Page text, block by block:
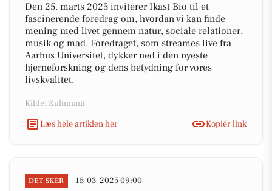
Den 25. marts 2025 inviterer Ikast Bio til et
fascinerende foredrag om, hvordan vi kan finde
mening med livet gennem natur, sociale relationer,
musik og mad. Foredraget, som streames live fra
Aarhus Universitet, dykker ned i den nyeste
hjerneforskning og dens betydning for vores
livskvalitet.
Kilde: Kultunaut
Læs hele artiklen her
Kopiér link
DET SKER 15-03-2025 09:00